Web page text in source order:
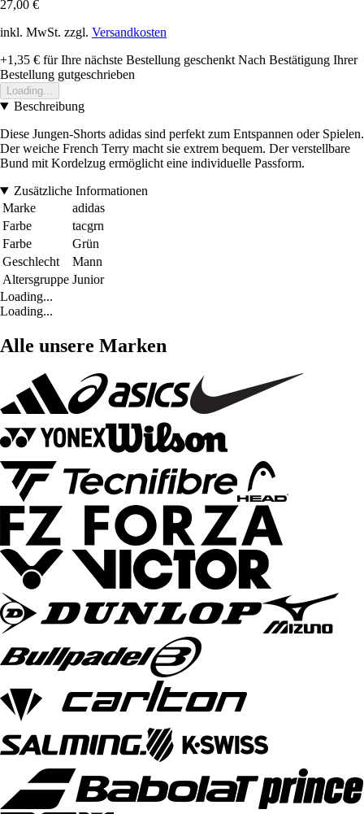
27,00 €
inkl. MwSt. zzgl. Versandkosten
+1,35 € für Ihre nächste Bestellung geschenkt Nach Bestätigung Ihrer
Bestellung gutgeschrieben
Loading...
Beschreibung
Diese Jungen-Shorts adidas sind perfekt zum Entspannen oder Spielen.
Der weiche French Terry macht sie extrem bequem. Der verstellbare
Bund mit Kordelzug ermöglicht eine individuelle Passform.
Zusätzliche Informationen
Marke
adidas
Farbe
tacgrn
Farbe
Grün
Geschlecht
Mann
Altersgruppe Junior
Loading...
Loading...
Alle unsere Marken